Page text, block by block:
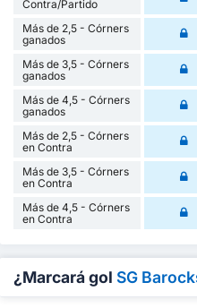
Contra/Partido
Más de 2,5 - Córners
ganados
Más de 3,5 - Córners
ganados
Más de 4,5 - Córners
ganados
Más de 2,5 - Córners
en Contra
Más de 3,5 - Córners
en Contra
Más de 4,5 - Córners
en Contra
¿Marcará gol SG